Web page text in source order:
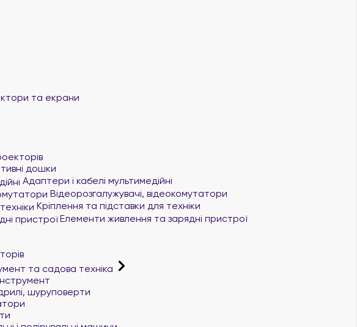
та екрани
дошки
Адаптери і кабелі мультимедійні
Відеорозгалужувачі, відеокомутатори
Кріплення та підставки для техніки
Елементи живлення та зарядні пристрої
та садова техніка
шуруповерти